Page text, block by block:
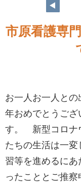
市原看護専
お一人お一人と
年おめでとうござ
す。 新型コロナ
たちの生活は一
習等を進めるに
ったこととご推